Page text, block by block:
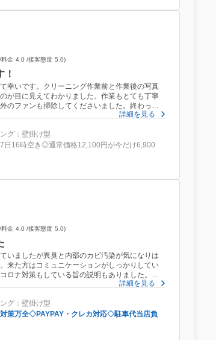
料金 4.0 接客態度 5.0
幸いです。クリーニング作業前と作業後の写真
が目に見えてわかりました。作業もとても丁寧
のファンも掃除してくださいました。終わった
くなりました！ありがとうございました！
詳細を見る
グ：壁掛け型
7日16時空き◎通常価格12,100円が今だけ6,900
料金 4.0 接客態度 5.0
いましたが異臭と内部のカビ汚染が気になりは
来た方はコミュニケーションがしっかりしてい
ロナ対策もしている旨の説明もありました。作
と汚れを落として頂きました。異臭も治りまし
です。
詳細を見る
グ：壁掛け型
策万全◇PAYPAY・クレカ対応◇駐車代当店負